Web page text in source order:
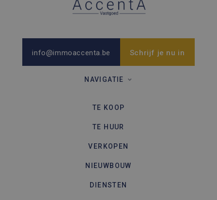
info@immoaccenta.be Schrijf je nu in
NAVIGATIE
TE KOOP
TE HUUR
VERKOPEN
NIEUWBOUW
DIENSTEN